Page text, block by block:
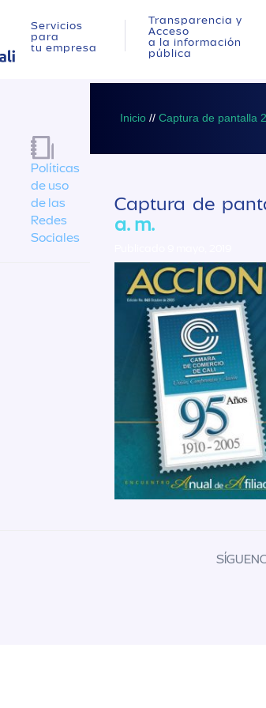
Servicios
para
tu empresa
Transparencia y
Acceso
a la información
pública
Inicio // Captura de pantalla
Captura de
a. m.
Políticas
de uso
de las
Redes
Sociales